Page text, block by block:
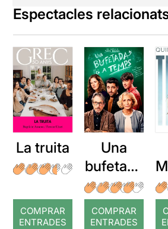
Espectacles
La truita
COMPRAR
ENTRADES
Una
bufetada
a temps
COMPRAR
ENTRADES